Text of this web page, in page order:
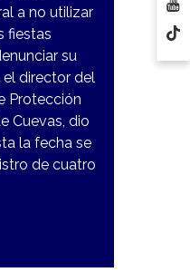
a no utilizar
fiestas
su
director del
Protección
Cuevas, dio
la fecha se
de cuatro